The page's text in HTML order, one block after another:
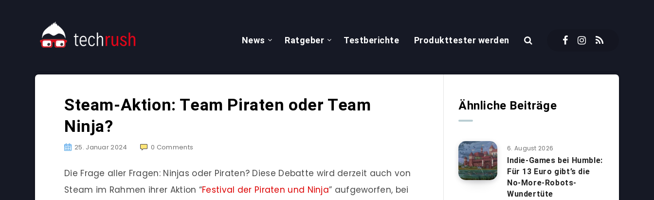
News Ratgeber Testberichte Produkttester werden
Steam-Aktion: Team Piraten oder Team
Ninja?
25. Januar 2024 0 Comments
Die Frage aller Fragen: Ninjas oder Piraten? Diese Debatte wird derzeit auch von
Steam im Rahmen ihrer Aktion “Festival der Piraten und Ninja” aufgeworfen, bei
Ähnliche Beiträge
6. August 2026
Indie-Games bei Humble:
Für 13 Euro gibt’s die
No-More-Robots-
Wundertüte